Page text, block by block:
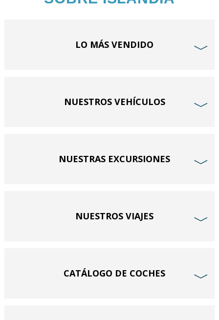
LO MÁS VENDIDO ﹀
NUESTROS VEHÍCULOS ﹀
NUESTRAS EXCURSIONES ﹀
NUESTROS VIAJES ﹀
CATÁLOGO DE COCHES ﹀